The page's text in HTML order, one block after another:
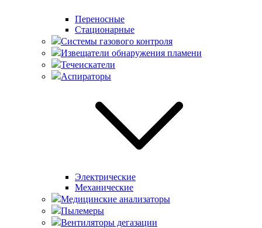
Переносные
Стационарные
Системы газового контроля
Извещатели обнаружения пламени
Течеискатели
Аспираторы
Электрические
Механические
Медицинские анализаторы
Пылемеры
Вентиляторы дегазации